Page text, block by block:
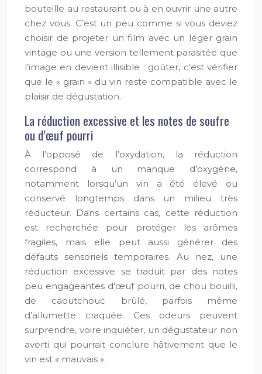
bouteille au restaurant ou à en ouvrir une autre
chez vous. C’est un peu comme si vous deviez
choisir de projeter un film avec un léger grain
vintage ou une version tellement parasitée que
l’image en devient illisible : goûter, c’est vérifier
que le « grain » du vin reste compatible avec le
plaisir de dégustation.
La réduction excessive et les notes de soufre
ou d’œuf pourri
À l’opposé de l’oxydation, la réduction
correspond à un manque d’oxygène,
notamment lorsqu’un vin a été élevé ou
conservé longtemps dans un milieu très
réducteur. Dans certains cas, cette réduction
est recherchée pour protéger les arômes
fragiles, mais elle peut aussi générer des
défauts sensoriels temporaires. Au nez, une
réduction excessive se traduit par des notes
peu engageantes d’œuf pourri, de chou bouilli,
de caoutchouc brûlé, parfois même
d’allumette craquée. Ces odeurs peuvent
surprendre, voire inquiéter, un dégustateur non
averti qui pourrait conclure hâtivement que le
vin est « mauvais ».